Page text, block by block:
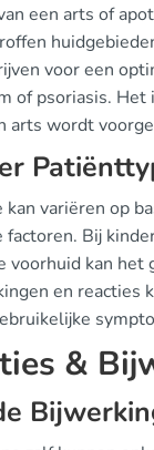
een arts of
voor een
of psoriasis.
arts wordt
kan variëren op
factoren. Bij
kan het
en reacties
&